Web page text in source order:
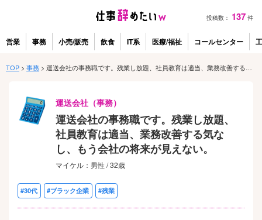
投稿数： 137 件
営業 事務 小売/販売 飲食 IT系 医療/福祉 コールセンター
TOP > 事務 > 運送会社の事務職です。残業し放題、社員教育は適当、業務改善する気なし、もう会社の将来が見えない。
運送会社（事務）
運送会社の事務職です。残業し放題、
社員教育は適当、業務改善する気な
し、もう会社の将来が見えない。
マイケル：男性 / 32歳
#30代 #ブラック企業 #残業